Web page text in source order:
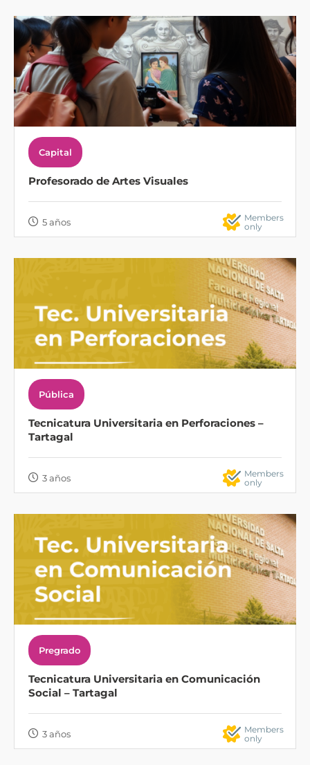
Capital
Profesorado de Artes Visuales
5 años
Members
only
Pública
Tecnicatura Universitaria en Perforaciones –
Tartagal
3 años
Members
only
Pregrado
Tecnicatura Universitaria en Comunicación
Social – Tartagal
3 años
Members
only